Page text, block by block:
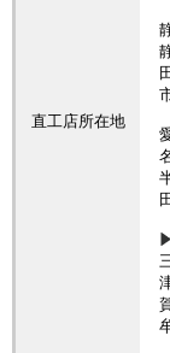
直工店所在地